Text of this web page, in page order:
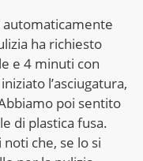
automaticamente
ha richiesto
e 4 minuti con
l’asciugatura,
poi sentito
di plastica fusa.
che, se lo si